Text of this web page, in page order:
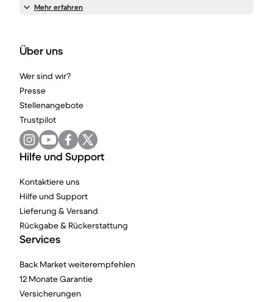
Mehr erfahren
Über uns
Wer sind wir?
Presse
Stellenangebote
Trustpilot
Hilfe und Support
Kontaktiere uns
Hilfe und Support
Lieferung & Versand
Rückgabe & Rückerstattung
Services
Back Market weiterempfehlen
12 Monate Garantie
Versicherungen